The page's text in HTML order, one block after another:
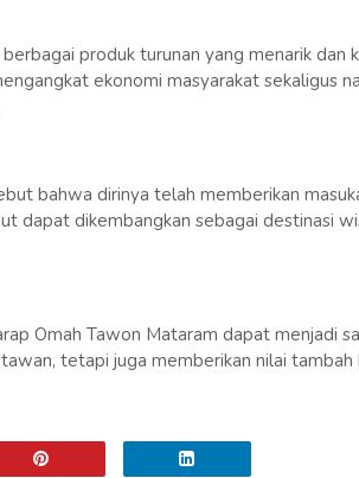
produk turunan yang menarik dan
ekonomi masyarakat sekaligus
bahwa dirinya telah memberikan
dapat dikembangkan sebagai destinasi
Omah Tawon Mataram dapat menjadi
tetapi juga memberikan nilai tambah